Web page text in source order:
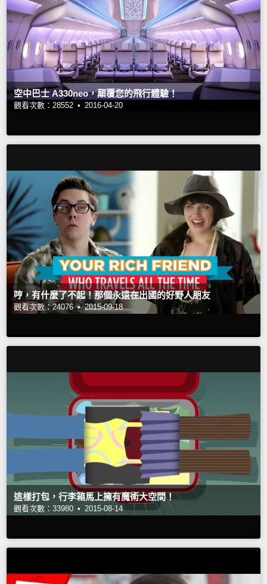
空中巴士 A330neo，顛覆您的飛行體驗！
觀看次數：28552 • 2016-04-20
哼，有什麼了不起！那個永遠在出國的好野人朋友
觀看次數：24076 • 2015-09-18
這樣打包，行李箱馬上擁有魔術大空間！
觀看次數：33980 • 2015-08-14